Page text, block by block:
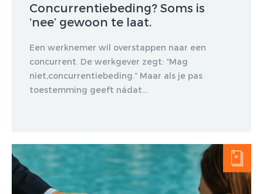
Concurrentiebeding? Soms is
‘nee’ gewoon te laat.
Een werknemer wil overstappen naar een
concurrent. De werkgever zegt: “Mag
niet,concurrentiebeding.” Maar als je pas
toestemming geeft nádat...